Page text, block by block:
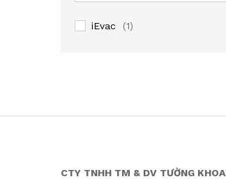
iEvac (1)
CTY TNHH TM & DV TƯỜNG KHOA